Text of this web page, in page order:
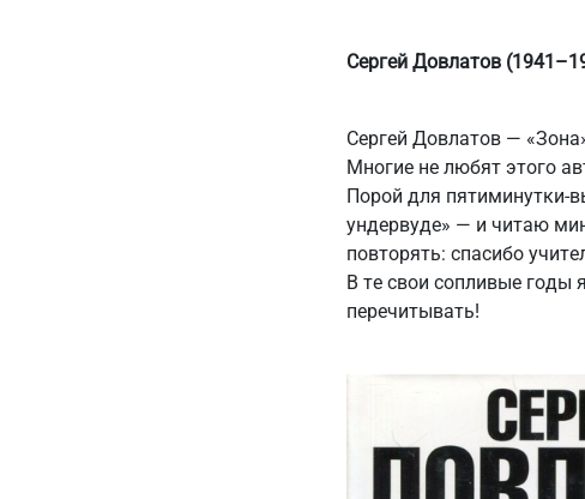
Сергей Довлатов
Сергей Довлатов —
Многие не любят этого
Порой для пятиминутки-
ундервуде» — и читаю
повторять: спасибо
В те свои сопливые годы
перечитывать!